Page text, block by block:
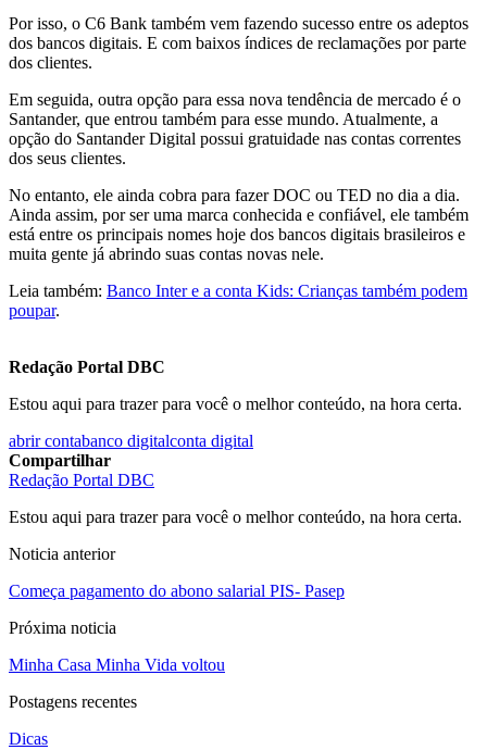
Por isso, o C6 Bank também vem fazendo sucesso entre os adeptos
dos bancos digitais. E com baixos índices de reclamações por parte
dos clientes.
Em seguida, outra opção para essa nova tendência de mercado é o
Santander, que entrou também para esse mundo. Atualmente, a
opção do Santander Digital possui gratuidade nas contas correntes
dos seus clientes.
No entanto, ele ainda cobra para fazer DOC ou TED no dia a dia.
Ainda assim, por ser uma marca conhecida e confiável, ele também
está entre os principais nomes hoje dos bancos digitais brasileiros e
muita gente já abrindo suas contas novas nele.
Leia também: Banco Inter e a conta Kids: Crianças também podem
poupar.
Redação Portal DBC
Estou aqui para trazer para você o melhor conteúdo, na hora certa.
abrir contabanco digitalconta digital
Compartilhar
Redação Portal DBC
Estou aqui para trazer para você o melhor conteúdo, na hora certa.
Noticia anterior
Começa pagamento do abono salarial PIS- Pasep
Próxima noticia
Minha Casa Minha Vida voltou
Postagens recentes
Dicas